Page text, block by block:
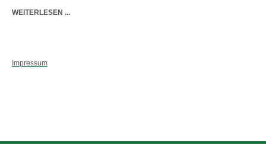
WEITERLESEN ...
Impressum